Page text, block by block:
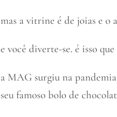
mas a vitrine é de joias e o
e você diverte-se. é isso
a MAG surgiu na
seu famoso bolo de